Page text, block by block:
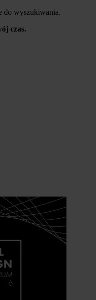
do wyszukiwania.
czas.